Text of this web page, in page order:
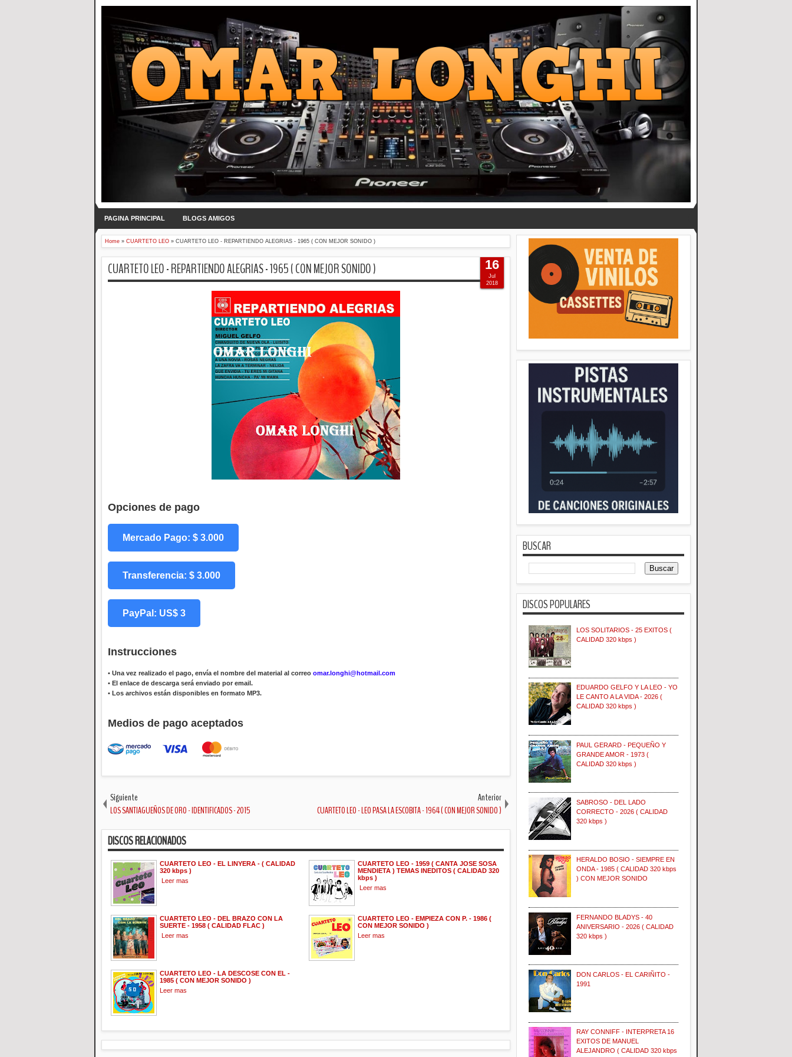
PAGINA PRINCIPAL BLOGS AMIGOS
Home » CUARTETO LEO » CUARTETO LEO - REPARTIENDO ALEGRIAS - 1965 ( CON MEJOR SONIDO )
CUARTETO LEO - REPARTIENDO ALEGRIAS - 1965 ( CON MEJOR SONIDO )
Opciones de pago
Mercado Pago: $ 3.000
Transferencia: $ 3.000
PayPal: US$ 3
Instrucciones
• Una vez realizado el pago, envía el nombre del material al correo omar.longhi@hotmail.com
• El enlace de descarga será enviado por email.
• Los archivos están disponibles en formato MP3.
Medios de pago aceptados
16
Jul
2018
Siguiente
LOS SANTIAGUEÑOS DE ORO - IDENTIFICADOS - 2015
Anterior
CUARTETO LEO - LEO PASA LA ESCOBITA - 1964 ( CON MEJOR SONIDO )
DISCOS RELACIONADOS
CUARTETO LEO - EL LINYERA - ( CALIDAD
320 kbps )
Leer mas
CUARTETO LEO - 1959 ( CANTA JOSE SOSA
MENDIETA ) TEMAS INEDITOS ( CALIDAD 320
kbps )
Leer mas
CUARTETO LEO - DEL BRAZO CON LA
SUERTE - 1958 ( CALIDAD FLAC )
Leer mas
CUARTETO LEO - EMPIEZA CON P. - 1986 (
CON MEJOR SONIDO )
Leer mas
CUARTETO LEO - LA DESCOSE CON EL -
1985 ( CON MEJOR SONIDO )
Leer mas
BUSCAR
DISCOS POPULARES
LOS SOLITARIOS - 25 EXITOS (
CALIDAD 320 kbps )
EDUARDO GELFO Y LA LEO - YO
LE CANTO A LA VIDA - 2026 (
CALIDAD 320 kbps )
PAUL GERARD - PEQUEÑO Y
GRANDE AMOR - 1973 (
CALIDAD 320 kbps )
SABROSO - DEL LADO
CORRECTO - 2026 ( CALIDAD
320 kbps )
HERALDO BOSIO - SIEMPRE EN
ONDA - 1985 ( CALIDAD 320 kbps
) CON MEJOR SONIDO
FERNANDO BLADYS - 40
ANIVERSARIO - 2026 ( CALIDAD
320 kbps )
DON CARLOS - EL CARIÑITO -
1991
RAY CONNIFF - INTERPRETA 16
EXITOS DE MANUEL
ALEJANDRO ( CALIDAD 320 kbps